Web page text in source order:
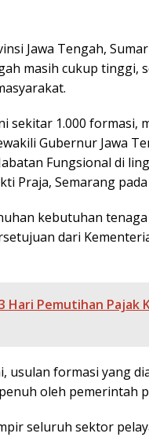
Jawa Tengah,
masih cukup
sekitar 1.000 formasi,
Gubernur Jawa
Fungsional di
Praja, Semarang pada
kebutuhan
dari
Hari Pemutihan Pajak
usulan formasi yang
oleh pemerintah
seluruh sektor